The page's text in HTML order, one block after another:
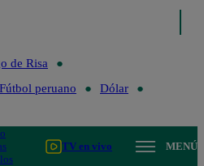
de Risa
Fútbol peruano
Dólar
TV en vivo MENÚ